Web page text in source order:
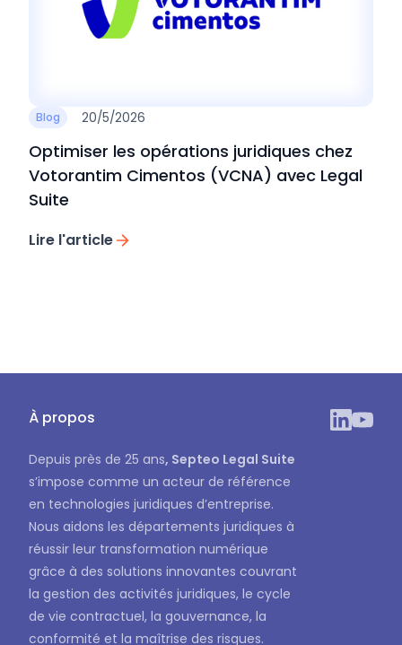
Blog 20/5/2026
Optimiser les opérations juridiques chez
Votorantim Cimentos (VCNA) avec Legal
Suite
Lire l'article
À propos
Depuis près de 25 ans, Septeo Legal Suite
s’impose comme un acteur de référence
en technologies juridiques d’entreprise.
Nous aidons les départements juridiques à
réussir leur transformation numérique
grâce à des solutions innovantes couvrant
la gestion des activités juridiques, le cycle
de vie contractuel, la gouvernance, la
conformité et la maîtrise des risques.